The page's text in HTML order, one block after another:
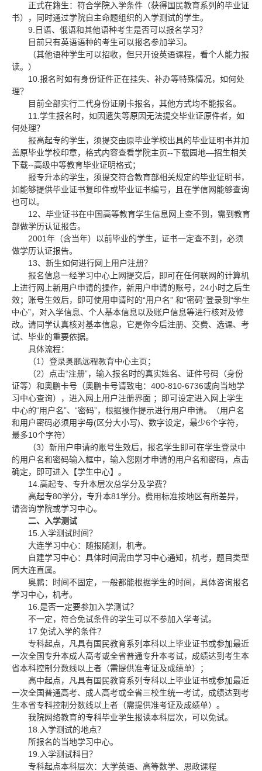
正式在籍生：符合学院入学条件（获得国民教育系列的毕业证
书），同时通过学院自主命题组织的入学测试的学生。
9. 日语、俄语和其他语种考生是否可以报名学习？
目前只有英语语种的考生可以报名参加学习。
（其他语种学生可以招收，但只开设英语课程，看个人能力报
读。）
10. 报名时如有身份证件正在挂失、补办等特殊情况，如何处
理？
目前全部实行二代身份证刷卡报名，其他方式均不能报名。
11. 学生报名时，如因遗失等原因无法提交毕业证原件者，如
何处理？
报高起专的学生，须提交由原毕业学校出具的毕业证明书并加
盖原毕业学校印章，格式内容查看学院主页--下载园地—招生相关
下载--高级中等教育毕业证明格式；
报专升本的学生，须提交符合教育部相关规定的毕业证明书，
如能够提供毕业证书复印件或毕业证书编号，且在学信网能够查询
也可以。
12、毕业证书在中国高等教育学生信息网上查不到，需到教育
部做学历认证报告。
2001 年（含当年）以前毕业的学生，证书一定查不到，必须
做学历认证报告。
13、新生如何进行网上用户注册？
报名信息一经学习中心上网提交后，即可在任何联网的计算机
上进行网上新用户申请的操作，新用户申请的账号， 24小时之后生
效；账号生效后，即可使用申请时的“用户名” 和“密码”登录到 “学生
中心”，对入学信息、个人基本信息以及账户信息等进行核对及修
改。请同学认真核对基本信息，它是你今后注册、交费、选课、考
试、毕业的重要依据。
具体流程：
（1 ）登录奥鹏远程教育中心主页；
（2）点击“注册”，输入报名时的真实姓名、证件号码（身份
证等）和奥鹏卡号（奥鹏卡号请致电： 400-810-6736或向当地学
习中心查询），进入网上用户注册界面 ；即可设定进入网上学生
中心的“用户名”、 “密码”，根据操作提示进行用户申请。（用户名
和用户密码必须用字母(区分大小写)、数字设定，最少6个字符，
最多10个字符）
（3）新用户申请的账号生效后，报名学生即可在学生登录中
的用户名和密码输入框中，输入您刚才申请的用户名和密码，点击
确定，即可进入【学生中心】。
14. 高起专、专升本层次总学分及学费？
高起专80学分，专升本81 学分。费用标准按地区有所差异，
请咨询学院或学习中心。
二、入学测试
15. 入学测试时间？
大连学习中心：随报随测，机考。
自建学习中心：具体时间需由学习中心通知，机考，题目类型
同大连直属。
奥鹏：时间不固定，一般都能根据学生的时间，具体咨询报名
学习中心，机考。
16. 是否一定要参加入学测试？
不一定，符合免试条件的学生可以不参加入学考试。
17. 免试入学的条件？
专科起点，凡具有国民教育系列本科以上毕业证书或参加最近
一次全国专升本成人高考或全省普通专升本考试，成绩达到考生本
省本科控制分数线以上者（需提供准考证及成绩单）；
高中起点，凡具有国民教育系列专科以上毕业证书或参加最近
一次全国普通高考、成人高考或全省三校生统一考试，成绩达到考
生本省专科控制分数线以上者（需提供准考证及成绩单）。
我院网络教育的专科毕业学生报读本科层次，可以免试。
18. 入学测试的地点？
所报名的当地学习中心。
19. 入学测试科目？
专科起点本科层次：大学英语、高等数学、思政课程